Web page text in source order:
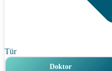
Tür
Doktor